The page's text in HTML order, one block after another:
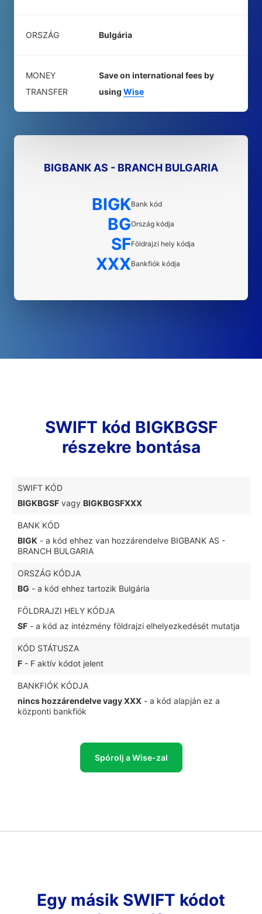
ORSZÁG Bulgária
MONEY
TRANSFER
Save on international fees by
using Wise
BIGBANK AS - BRANCH BULGARIA
BIGKBank kód
BGOrszág kódja
SFFöldrajzi hely kódja
XXXBankfiók kódja
SWIFT kód BIGKBGSF
részekre bontása
SWIFT KÓD
BIGKBGSF vagy BIGKBGSFXXX
BANK KÓD
BIGK - a kód ehhez van hozzárendelve BIGBANK AS -
BRANCH BULGARIA
ORSZÁG KÓDJA
BG - a kód ehhez tartozik Bulgária
FÖLDRAJZI HELY KÓDJA
SF - a kód az intézmény földrajzi elhelyezkedését mutatja
KÓD STÁTUSZA
F - F aktív kódot jelent
BANKFIÓK KÓDJA
nincs hozzárendelve vagy XXX - a kód alapján ez a
központi bankfiók
Spórolj a Wise-zal
Egy másik SWIFT kódot